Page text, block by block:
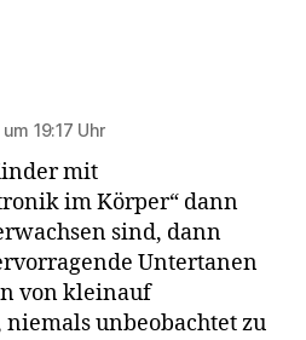
19:17 Uhr
mit
im Körper“ dann
sind, dann
Untertanen
von kleinauf
unbeobachtet zu